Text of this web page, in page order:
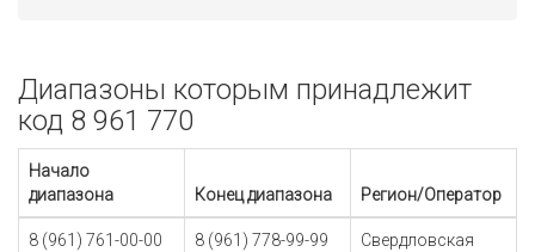
Диапазоны которым принадлежит
код 8 961 770
Начало
диапазона
Конец диапазона Регион/Оператор
8 (961) 761-00-00 8 (961) 778-99-99
Свердловская